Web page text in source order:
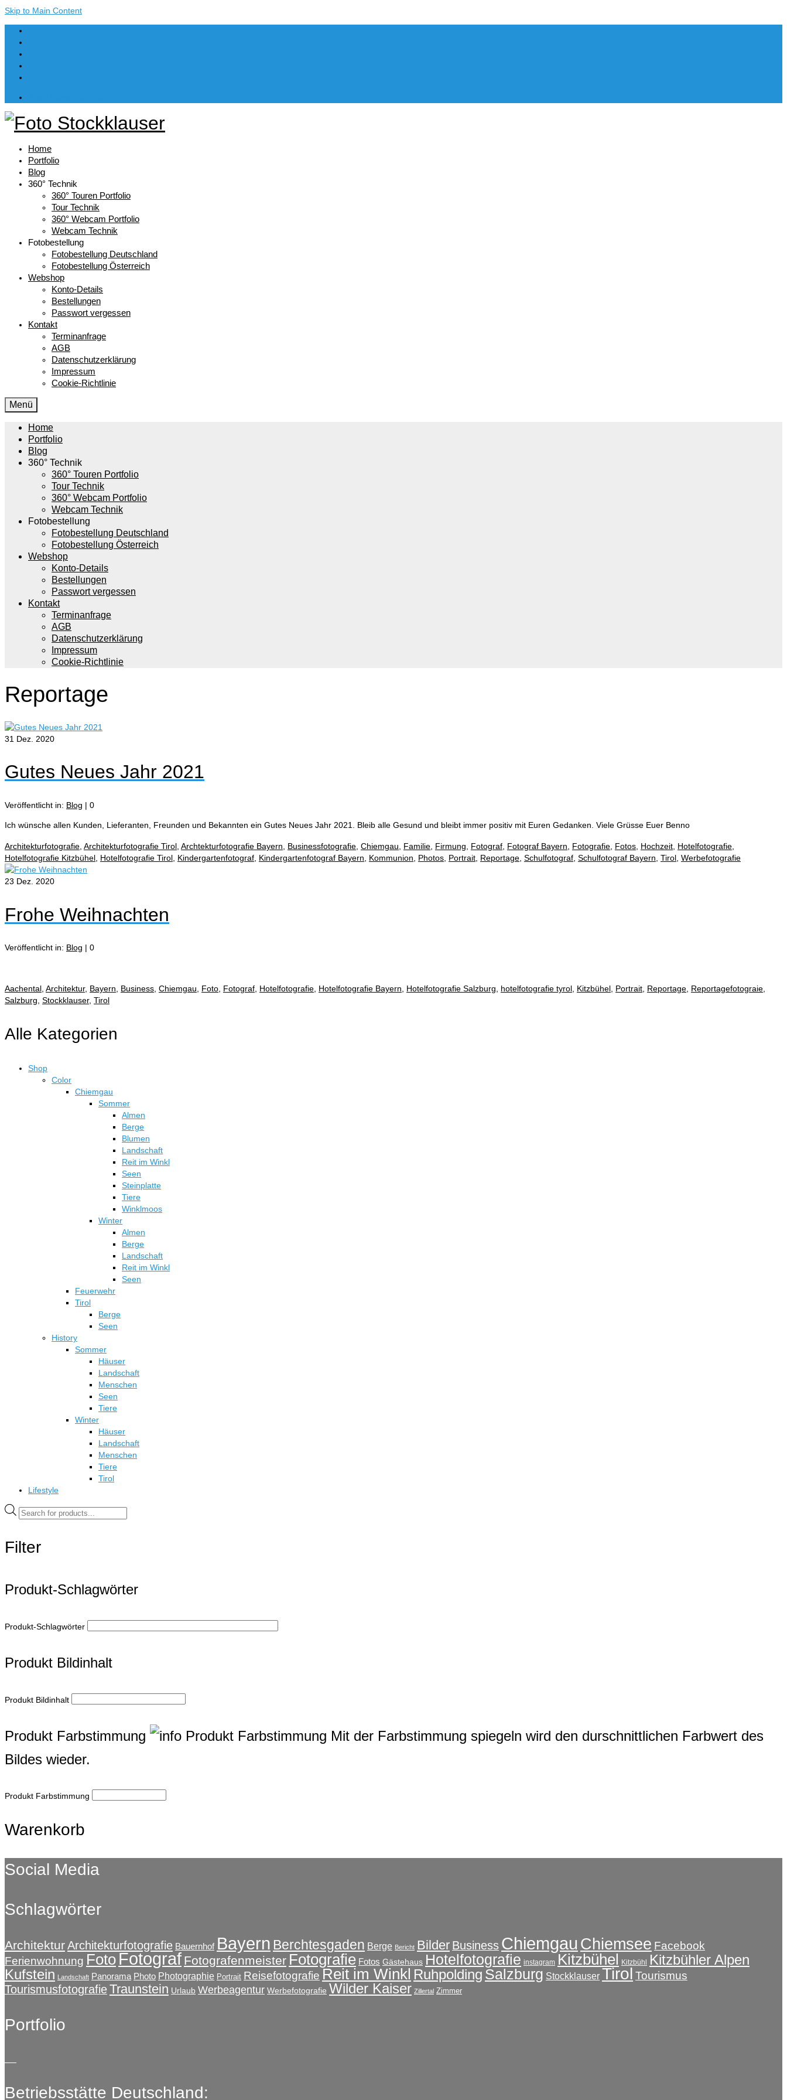
Skip to Main Content
Home
Portfolio
Blog
360° Technik
360° Touren Portfolio
Tour Technik
360° Webcam Portfolio
Webcam Technik
Fotobestellung
Fotobestellung Deutschland
Fotobestellung Österreich
Webshop
Konto-Details
Bestellungen
Passwort vergessen
Kontakt
Terminanfrage
AGB
Datenschutzerklärung
Impressum
Cookie-Richtlinie
Menü
Home
Portfolio
Blog
360° Technik
360° Touren Portfolio
Tour Technik
360° Webcam Portfolio
Webcam Technik
Fotobestellung
Fotobestellung Deutschland
Fotobestellung Österreich
Webshop
Konto-Details
Bestellungen
Passwort vergessen
Kontakt
Terminanfrage
AGB
Datenschutzerklärung
Impressum
Cookie-Richtlinie
Reportage
31 Dez. 2020
Gutes Neues Jahr 2021
Veröffentlicht in: Blog | 0
Ich wünsche allen Kunden, Lieferanten, Freunden und Bekannten ein Gutes Neues Jahr 2021. Bleib alle Gesund und bleibt immer positiv mit Euren Gedanken. Viele Grüsse Euer Benno
Architekturfotografie Architekturfotografie Tirol Archtekturfotografie Bayern Businessfotografie Chiemgau Familie Firmung Fotograf Fotograf Bayern Fotografie Fotos Hochzeit Hotelfotografie
Hotelfotografie Kitzbühel Hotelfotografie Tirol Kindergartenfotograf Kindergartenfotograf Bayern Kommunion Photos Portrait Reportage Schulfotograf Schulfotograf Bayern Tirol Werbefotografie
23 Dez. 2020
Frohe Weihnachten
Veröffentlicht in: Blog | 0
Aachental Architektur, Bayern Business Chiemgau Foto Fotograf Hotelfotografie Hotelfotografie Bayern Hotelfotografie Salzburg hotelfotografie tyrol Kitzbühel Portrait Reportage Reportagefotograie
Salzburg Stockklauser, Tirol
Alle Kategorien
Shop
Color
Chiemgau
Sommer
Almen
Berge
Blumen
Landschaft
Reit im Winkl
Seen
Steinplatte
Tiere
Winklmoos
Winter
Almen
Berge
Landschaft
Reit im Winkl
Seen
Feuerwehr
Tirol
Berge
Seen
History
Sommer
Häuser
Landschaft
Menschen
Seen
Tiere
Winter
Häuser
Landschaft
Menschen
Tiere
Tirol
Lifestyle
Products
search
Filter
Produkt-Schlagwörter
Produkt-Schlagwörter
Produkt Bildinhalt
Produkt Bildinhalt
Produkt Farbstimmung Produkt Farbstimmung Mit der Farbstimmung spiegeln wird den durschnittlichen Farbwert des
Bildes wieder.
Produkt Farbstimmung
Warenkorb
Social Media
Schlagwörter
ArchitekturArchitekturfotografie Bauernhof Bayern Berchtesgaden Berge Bericht Bilder Business Chiemgau Chiemsee Facebook
Ferienwohnung Foto Fotograf Fotografenmeister Fotografie Fotos Gästehaus Hotelfotografie instagram Kitzbühel Kitzbühl Kitzbühler Alpen
Kufstein Landschaft Panorama Photo Photographie Portrait Reisefotografie Reit im Winkl Ruhpolding Salzburg Stockklauser Tirol Tourismus
TourismusfotografieTraunstein Urlaub Werbeagentur Werbefotografie Wilder Kaiser Zillertal Zimmer
Portfolio
Betriebsstätte Deutschland: